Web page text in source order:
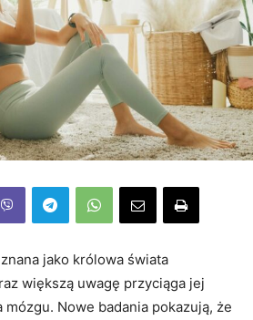
jako królowa świata
większą uwagę przyciąga jej
mózgu. Nowe badania pokazują, że